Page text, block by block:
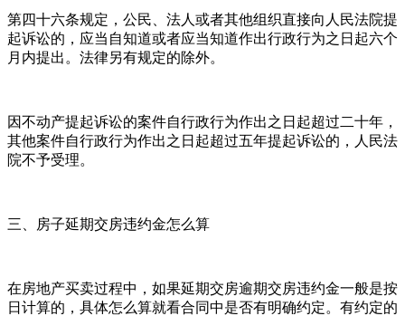
第四十六条规定，公民、法人或者其他组织直接向人民法院提
起诉讼的，应当自知道或者应当知道作出行政行为之日起六个
月内提出。法律另有规定的除外。
因不动产提起诉讼的案件自行政行为作出之日起超过二十年，
其他案件自行政行为作出之日起超过五年提起诉讼的，人民法
院不予受理。
三、房子延期交房违约金怎么算
在房地产买卖过程中，如果延期交房逾期交房违约金一般是按
日计算的，具体怎么算就看合同中是否有明确约定。有约定的